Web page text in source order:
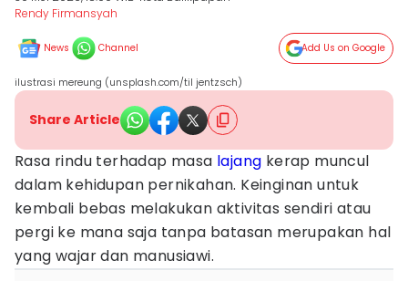
Rendy Firmansyah
News Channel Add Us on Google
ilustrasi mereung (unsplash.com/til jentzsch)
Share Article
Rasa rindu terhadap masa lajang kerap muncul
dalam kehidupan pernikahan. Keinginan untuk
kembali bebas melakukan aktivitas sendiri atau
pergi ke mana saja tanpa batasan merupakan hal
yang wajar dan manusiawi.